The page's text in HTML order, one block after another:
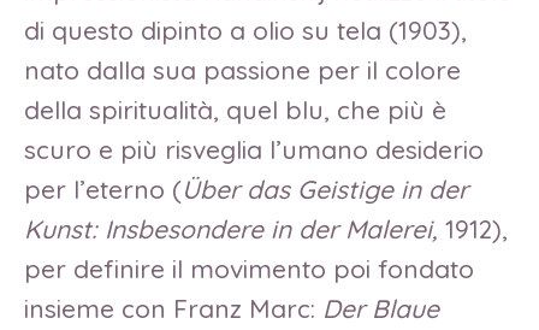
di questo dipinto a olio su tela (1903),
nato dalla sua passione per il colore
della spiritualità, quel blu, che più è
scuro e più risveglia l’umano desiderio
per l’eterno (Über das Geistige in der
Kunst: Insbesondere in der Malerei, 1912),
per definire il movimento poi fondato
insieme con Franz Marc: Der Blaue